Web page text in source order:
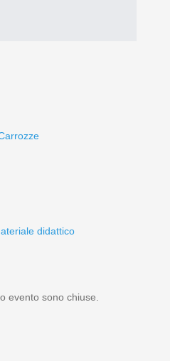
didattico
evento sono chiuse.